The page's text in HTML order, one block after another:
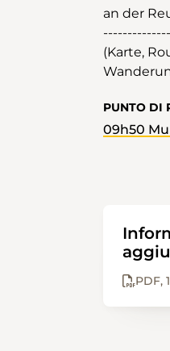
an der
(Karte,
PUNTO DI
PDF